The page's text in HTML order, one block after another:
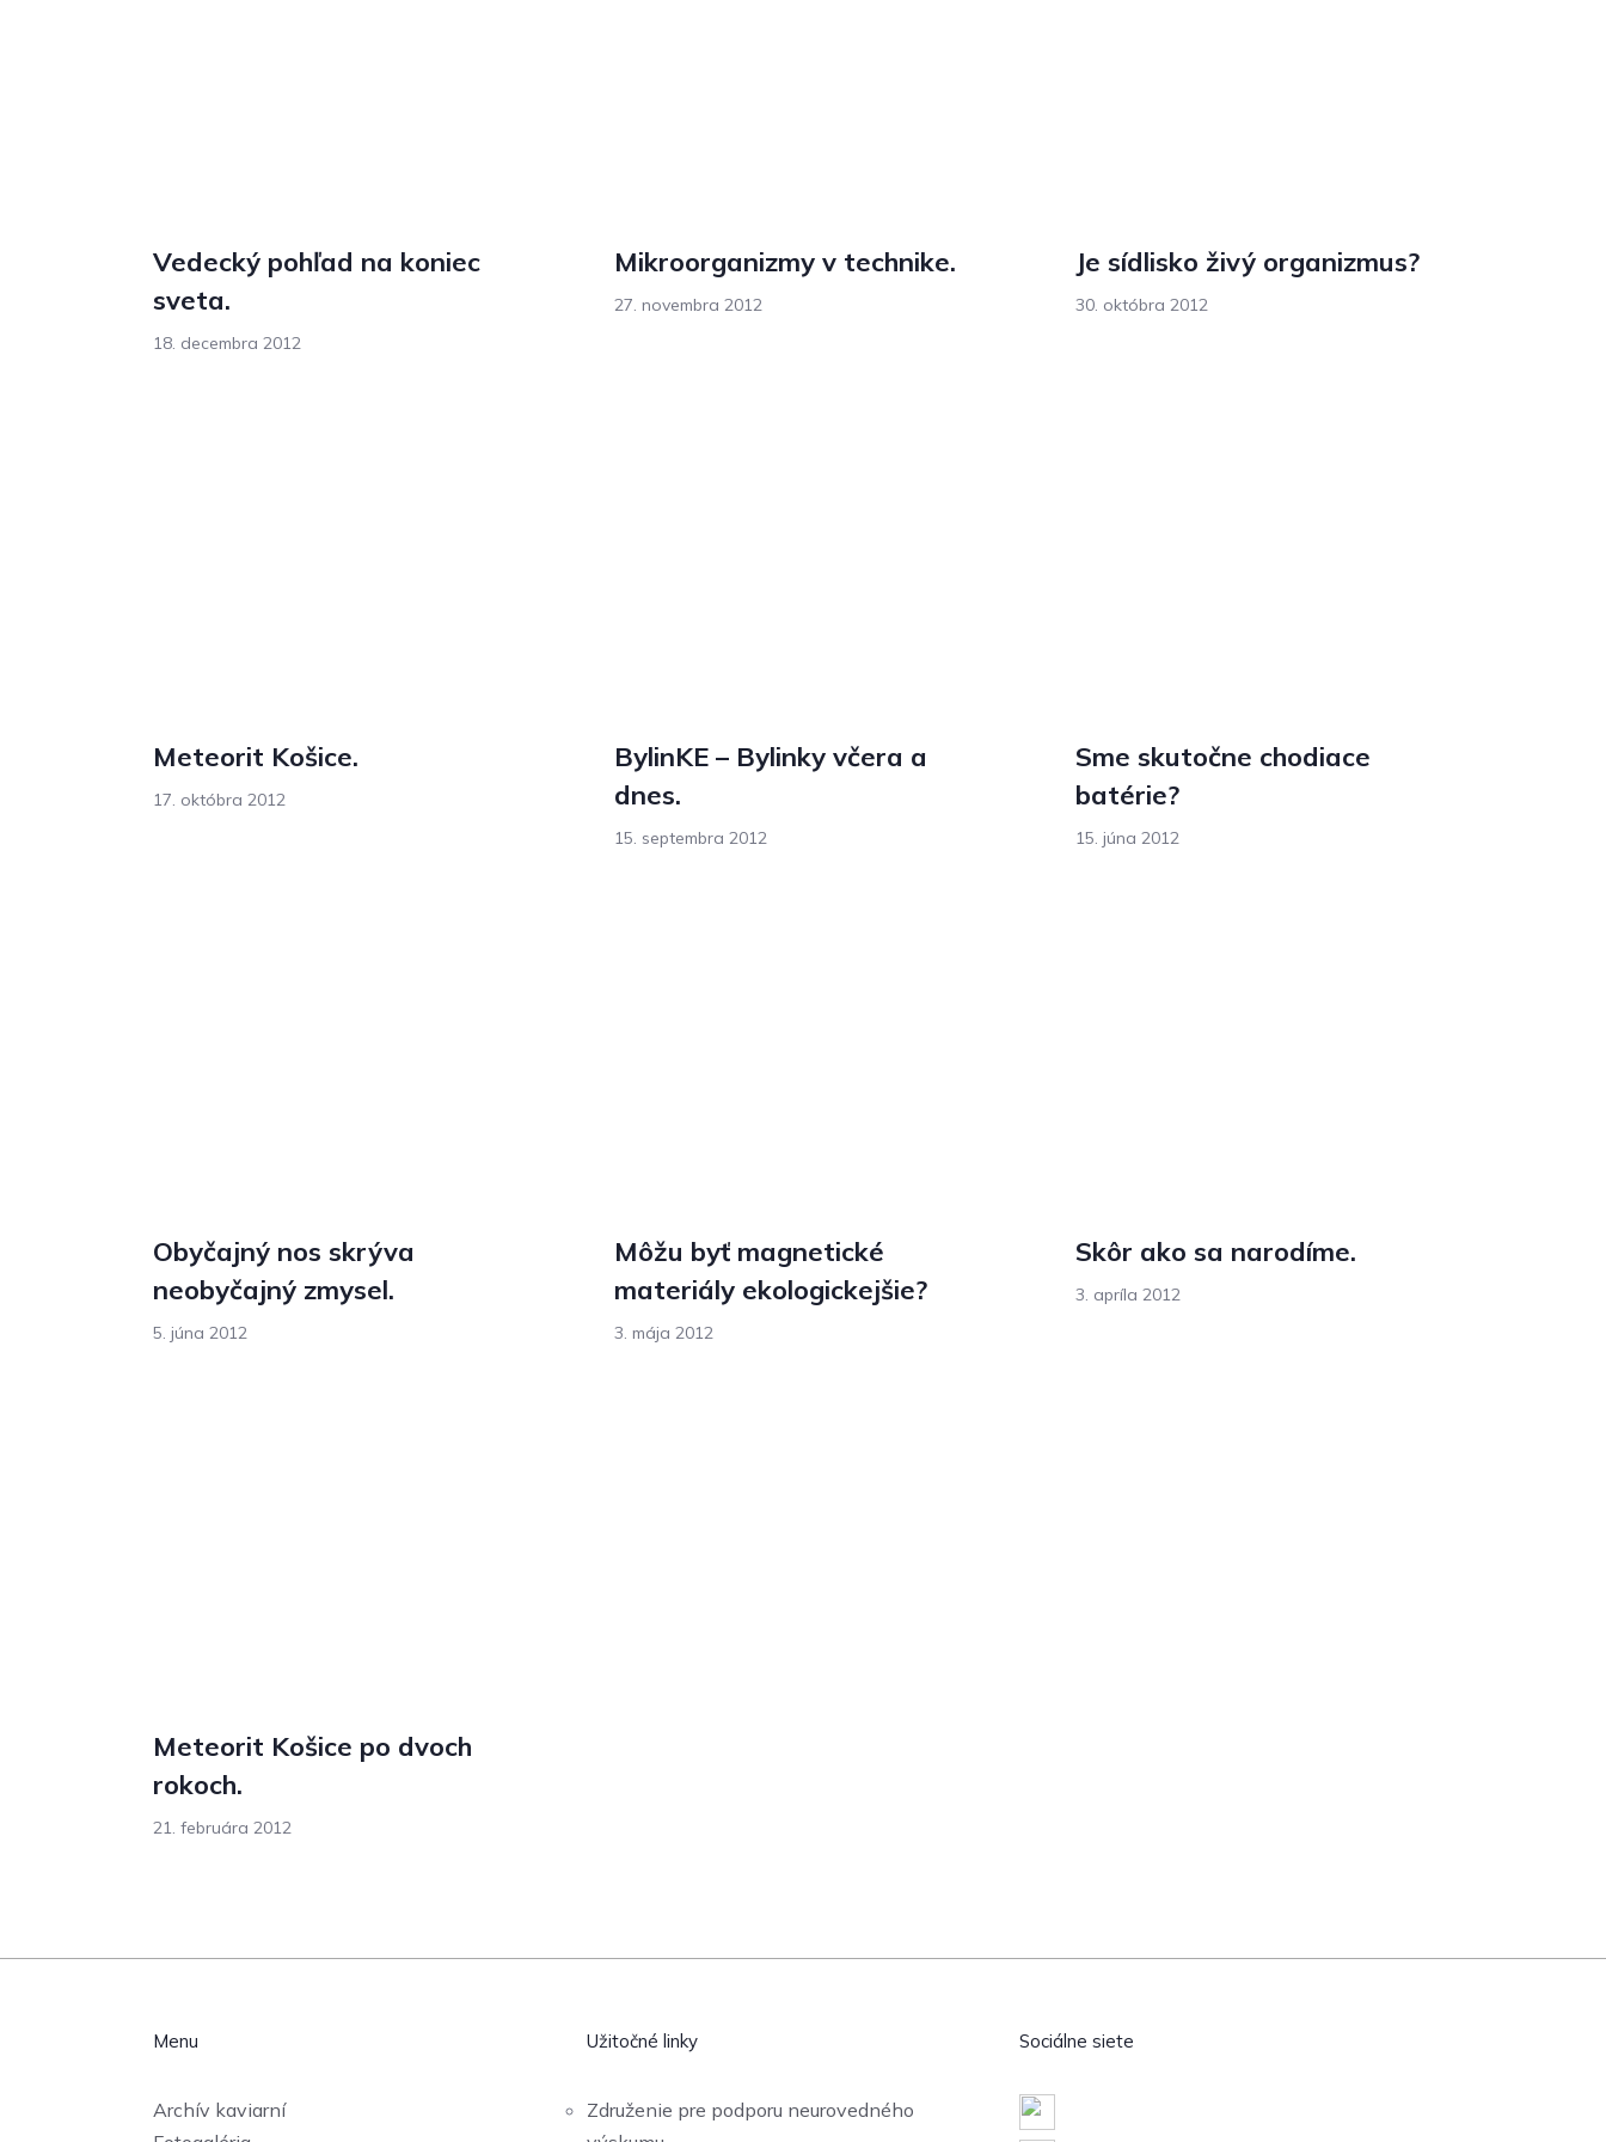
Vedecký pohľad na koniec
sveta.
18. decembra 2012
Mikroorganizmy v technike.
27. novembra 2012
Je sídlisko živý organizmus?
30. októbra 2012
Meteorit Košice.
17. októbra 2012
BylinKE – Bylinky včera a
dnes.
15. septembra 2012
Sme skutočne chodiace
batérie?
15. júna 2012
Obyčajný nos skrýva
neobyčajný zmysel.
5. júna 2012
Môžu byť magnetické
materiály ekologickejšie?
3. mája 2012
Skôr ako sa narodíme.
3. apríla 2012
Meteorit Košice po dvoch
rokoch.
21. februára 2012
Menu
Archív kaviarní
Užitočné linky
Združenie pre podporu neurovedného
Sociálne siete